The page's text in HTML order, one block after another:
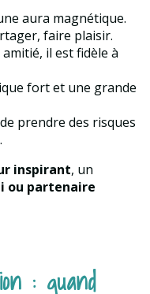
aura magnétique.
faire plaisir.
il est fidèle à
fort et une grande
prendre des risques
inspirant, un
ou partenaire
: quand